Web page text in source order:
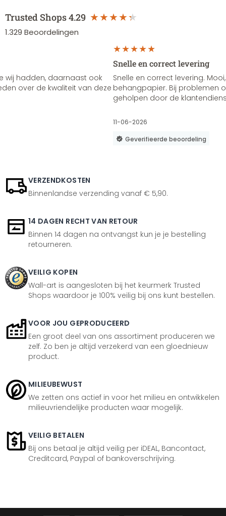
Trusted Shops4.29
1.329 Beoordelingen
wij hadden, daarnaast ook
over de kwaliteit van deze
Snelle en correct levering
Snelle en correct levering.
behangpapier. Bij problemen
geholpen door de
11-06-2026
Geverifieerde beoordeling
VERZENDKOSTEN
Binnenlandse verzending vanaf € 5,90.
14 DAGEN RECHT VAN RETOUR
Binnen 14 dagen na ontvangst kun je je bestelling
retourneren.
VEILIG KOPEN
Wall-art is aangesloten bij het keurmerk Trusted
Shops waardoor je 100% veilig bij ons kunt bestellen.
VOOR JOU GEPRODUCEERD
Een groot deel van ons assortiment produceren we
zelf. Zo ben je altijd verzekerd van een gloednieuw
product.
MILIEUBEWUST
We zetten ons actief in voor het milieu en ontwikkelen
milieuvriendelijke producten waar mogelijk.
VEILIG BETALEN
Bij ons betaal je altijd veilig per iDEAL, Bancontact,
Creditcard, Paypal of bankoverschrijving.